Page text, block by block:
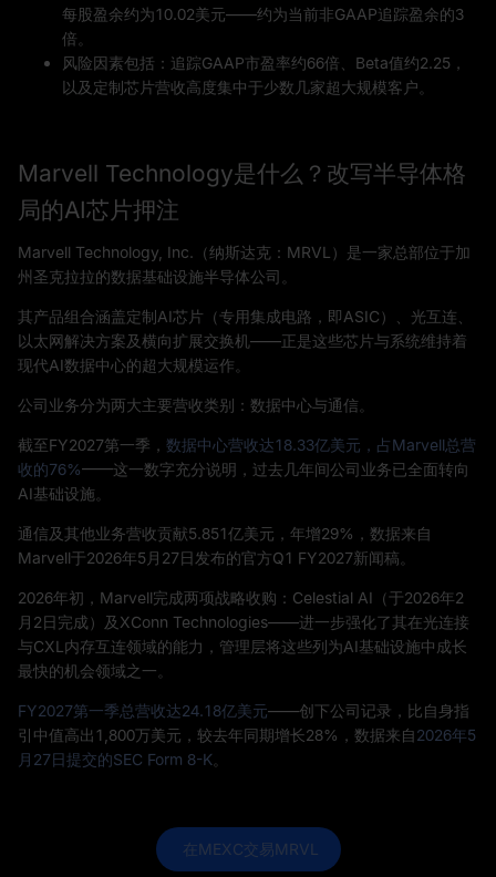
每股盈余约为10.02美元——约为当前非GAAP追踪盈余的3
倍。
风险因素包括：追踪GAAP市盈率约66倍、Beta值约2.25，
以及定制芯片营收高度集中于少数几家超大规模客户。
Marvell Technology是什么？改写半导体格
局的AI芯片押注
Marvell Technology, Inc.（纳斯达克：MRVL）是一家总部位于加
州圣克拉拉的数据基础设施半导体公司。
其产品组合涵盖定制AI芯片（专用集成电路，即ASIC）、光互连、
以太网解决方案及横向扩展交换机——正是这些芯片与系统维持着
现代AI数据中心的超大规模运作。
公司业务分为两大主要营收类别：数据中心与通信。
截至FY2027第一季， 数据中心营收达18.33亿美元，占Marvell总营
收的76%——这一数字充分说明，过去几年间公司业务已全面转向
AI基础设施。
通信及其他业务营收贡献5.851亿美元，年增29%，数据来自
Marvell于2026年5月27日发布的官方Q1 FY2027新闻稿。
2026年初，Marvell完成两项战略收购：Celestial AI（于2026年2
月2日完成）及XConn Technologies——进一步强化了其在光连接
与CXL内存互连领域的能力，管理层将这些列为AI基础设施中成长
最快的机会领域之一。
FY2027第一季总营收达24.18亿美元——创下公司记录，比自身指
引中值高出1,800万美元，较去年同期增长28%，数据来自2026年5
月27日提交的SEC Form 8-K。
在MEXC交易MRVL